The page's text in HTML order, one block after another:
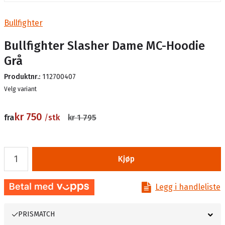
Bullfighter
Bullfighter Slasher Dame MC-Hoodie
Grå
Produktnr.: 112700407
Lager
Velg variant
frakr 750 /stk kr 1 795
Kjøp
Legg i handleliste
PRISMATCH